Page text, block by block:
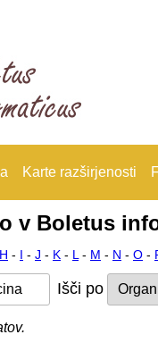
Karte razširjenosti
v Boletus
H - I - J - K - L - M - N - O -
Išči po